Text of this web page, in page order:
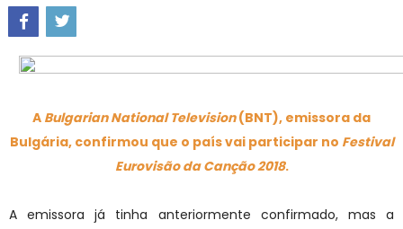
A Bulgarian National Television(BNT), emissora da
Bulgária, confirmou que o país vai participar no Festival
Eurovisão da Canção 2018.
A emissora já tinha anteriormente confirmado, mas a